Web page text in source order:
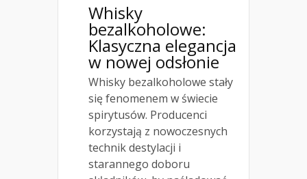
Whisky
bezalkoholowe:
Klasyczna elegancja
w nowej odsłonie
Whisky bezalkoholowe stały
się fenomenem w świecie
spirytusów. Producenci
korzystają z nowoczesnych
technik destylacji i
starannego doboru